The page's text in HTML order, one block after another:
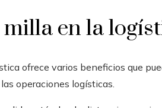
en la
ofrece varios beneficios que
operaciones logísticas.